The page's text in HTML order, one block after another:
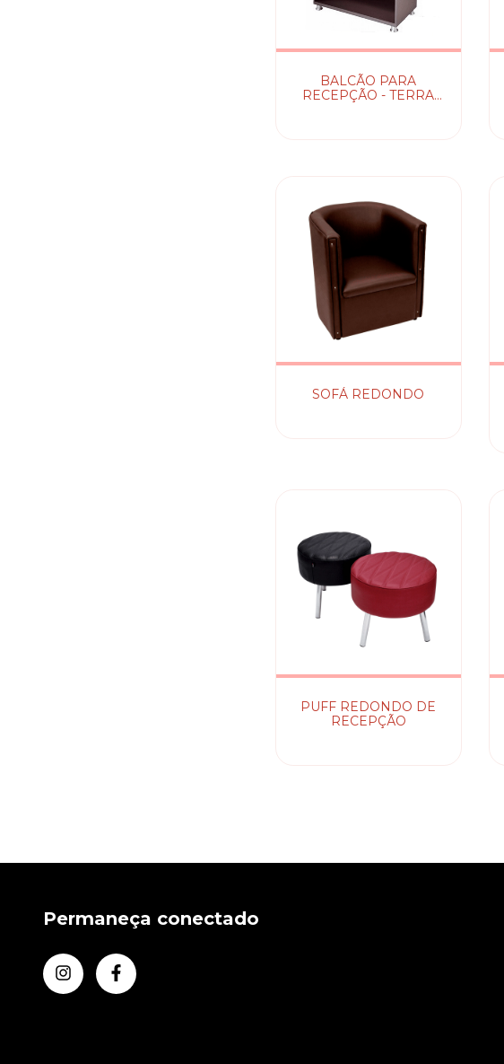
BALCÃO PARA
RECEPÇÃO - TERRA
SOFÁ REDONDO
PUFF REDONDO DE
RECEPÇÃO
Permaneça conectado